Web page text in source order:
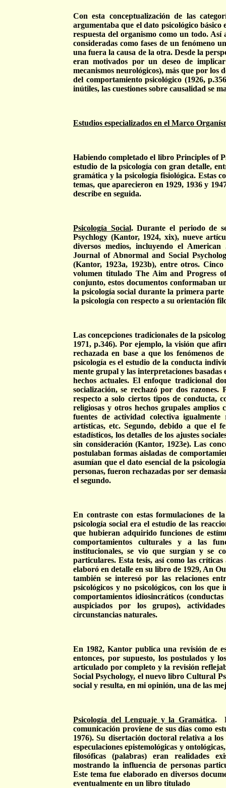
Con esta conceptualización de las
argumentaba que el dato psicológico
respuesta del organismo como un todo.
consideradas como fases de un fenómeno
una fuera la causa de la otra. Desde la
eran motivados por un deseo de implicar
mecanismos neurológicos), más que por los
del comportamiento psicológico (1926,
inútiles, las cuestiones sobre causalidad se
Estudios especializados en el Marco
Habiendo completado el libro Principles of
estudio de la psicología con gran detalle,
gramática y la psicología fisiológica. Estas
temas, que aparecieron en 1929, 1936 y
describe en seguida.
Psicología Social. Durante el periodo de
Psychlogy (Kantor, 1924, xix), nueve
diversos medios, incluyendo el
Journal of Abnormal and Social
(Kantor, 1923a, 1923b), entre otros.
volumen titulado The Aim and Progress
conjunto, estos documentos conformaban
la psicología social durante la primera
la psicología con respecto a su orientación
Las concepciones tradicionales de la
1971, p.346). Por ejemplo, la visión que
rechazada en base a que los fenómenos
psicología es el estudio de la conducta
mente grupal y las interpretaciones basadas
hechos actuales. El enfoque tradicional
socialización, se rechazó por dos
respecto a solo ciertos tipos de conducta,
religiosas y otros hechos grupales
fuentes de actividad colectiva igualmente
artísticas, etc. Segundo, debido a que el
estadísticos, los detalles de los ajustes
sin consideración (Kantor, 1923e). Las
postulaban formas aisladas de
asumían que el dato esencial de la
personas, fueron rechazadas por ser
el segundo.
En contraste con estas formulaciones de
psicología social era el estudio de las
que hubieran adquirido funciones de
comportamientos culturales y a las
institucionales, se vio que surgían y se
particulares. Esta tesis, así como las
elaboró en detalle en su libro de 1929, An
también se interesó por las relaciones
psicológicos y no psicológicos, con los que
comportamientos idiosincráticos
auspiciados por los grupos),
circunstancias naturales.
En 1982, Kantor publica una revisión de
entonces, por supuesto, los postulados y
articulado por completo y la revisión
Social Psychology, el nuevo libro Cultural
social y resulta, en mi opinión, una de las
Psicología del Lenguaje y la Gramática.
comunicación proviene de sus días como
1976). Su disertación doctoral relativa a
especulaciones epistemológicas y
filosóficas (palabras) eran realidades
mostrando la influencia de personas
Este tema fue elaborado en diversos
eventualmente en un libro titulado